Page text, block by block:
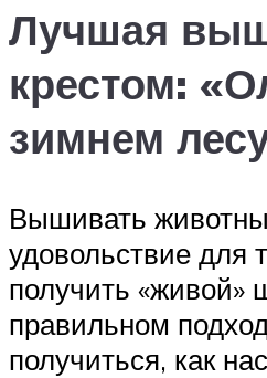
Лучшая
крестом:
зимнем
Вышивать
удовольствие для
получить «живой»
правильном
получиться, как